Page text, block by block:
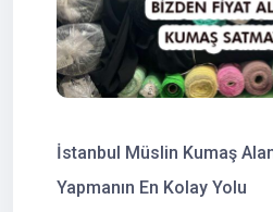
İstanbul Müslin Kumaş
Yapmanın En Kolay Yolu